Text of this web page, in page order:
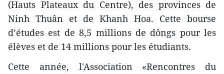
(Hauts Plateaux du Centre), des provinces de
Ninh Thuân et de Khanh Hoa. Cette bourse
d’études est de 8,5 millions de dôngs pour les
élèves et de 14 millions pour les étudiants.
Cette année, l'Association «Rencontres du